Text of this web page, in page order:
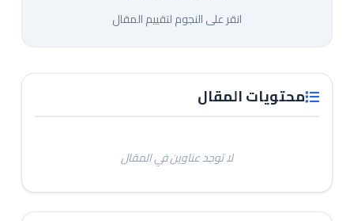
انقر على النجوم لتقييم المقال
محتويات المقال
لا توجد عناوين في المقال